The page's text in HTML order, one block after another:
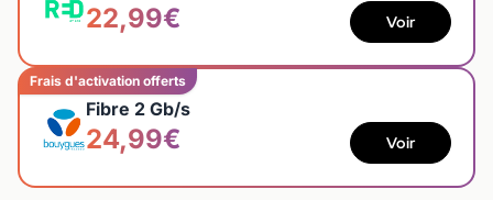
22,99€ Voir
Frais d'activation offerts
Fibre 2 Gb/s
24,99€ Voir